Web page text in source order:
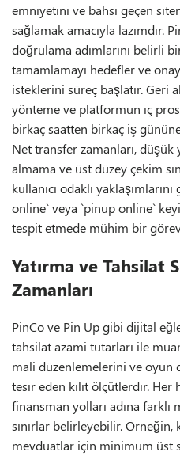
emniyetini ve bahsi geçen
sağlamak amacıyla lazımdır.
doğrulama adımlarını belirli
tamamlamayı hedefler ve
isteklerini süreç başlatır. Geri
yönteme ve platformun iç
birkaç saatten birkaç iş
Net transfer zamanları,
almama ve üst düzey çekim
kullanıcı odaklı
online` veya `pinup online`
tespit etmede mühim bir
Yatırma ve Tahsilat
Zamanları
PinCo ve Pin Up gibi dijital
tahsilat azami tutarları ile
mali düzenlemelerini ve
tesir eden kilit ölçütlerdir. Her
finansman yolları adına
sınırlar belirleyebilir.
mevduatlar için minimum üst